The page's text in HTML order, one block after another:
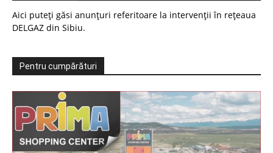
Aici puteți găsi anunțuri referitoare la intervenții în rețeaua
DELGAZ din Sibiu.
Pentru cumpărături